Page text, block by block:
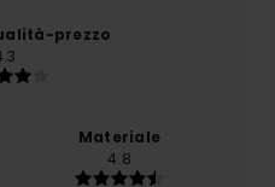
prezzo
Materiale
4.8